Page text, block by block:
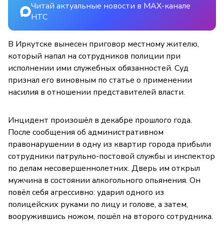
Читай актуальные новости в MAX-канале
НТС
В Иркутске вынесен приговор местному жителю,
который напал на сотрудников полиции при
исполнении ими служебных обязанностей. Суд
признал его виновным по статье о применении
насилия в отношении представителей власти.
Инцидент произошёл в декабре прошлого года.
После сообщения об административном
правонарушении в одну из квартир города прибыли
сотрудники патрульно-постовой службы и инспектор
по делам несовершеннолетних. Дверь им открыл
мужчина в состоянии алкогольного опьянения. Он
повёл себя агрессивно: ударил одного из
полицейских руками по лицу и голове, а затем,
вооружившись ножом, пошёл на второго сотрудника.